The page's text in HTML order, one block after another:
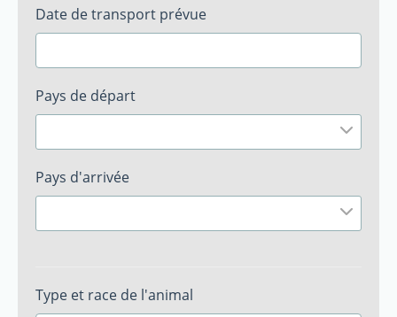
Date de transport prévue
Pays de départ
Pays d'arrivée
Type et race de l'animal